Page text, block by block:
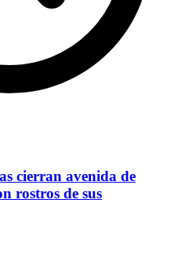
cierran avenida de
rostros de sus